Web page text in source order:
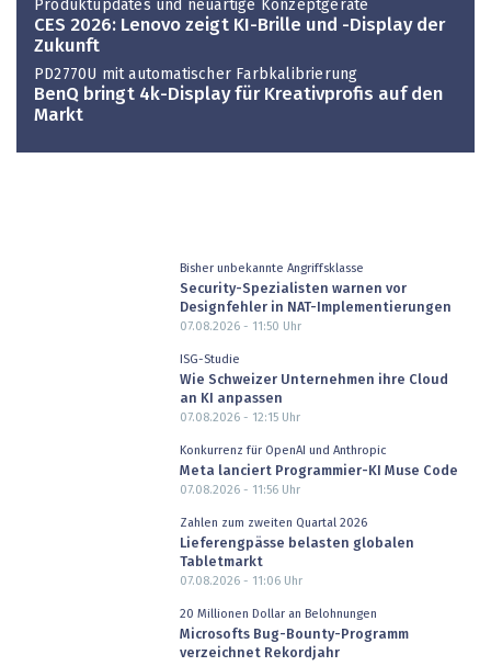
Produktupdates und neuartige Konzeptgeräte
CES 2026: Lenovo zeigt KI-Brille und -Display der
Zukunft
PD2770U mit automatischer Farbkalibrierung
BenQ bringt 4k-Display für Kreativprofis auf den
Markt
Bisher unbekannte Angriffsklasse
Security-Spezialisten warnen vor
Designfehler in NAT-Implementierungen
07.08.2026 - 11:50 Uhr
ISG-Studie
Wie Schweizer Unternehmen ihre Cloud
an KI anpassen
07.08.2026 - 12:15Uhr
Konkurrenz für OpenAI und Anthropic
Meta lanciert Programmier-KI Muse Code
07.08.2026 - 11:56Uhr
Zahlen zum zweiten Quartal 2026
Lieferengpässe belasten globalen
Tabletmarkt
07.08.2026 - 11:06Uhr
20 Millionen Dollar an Belohnungen
Microsofts Bug-Bounty-Programm
verzeichnet Rekordjahr